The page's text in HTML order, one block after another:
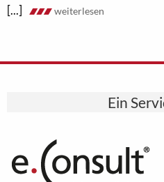
[...]
weiterlesen
Ein